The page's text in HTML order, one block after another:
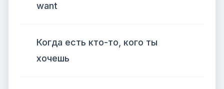
want
Когда есть кто-то, кого ты
хочешь